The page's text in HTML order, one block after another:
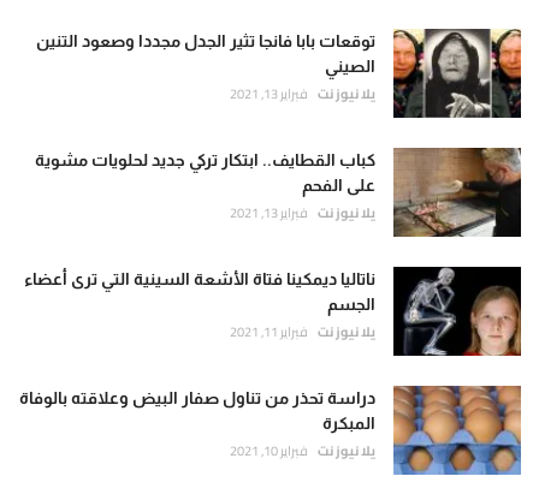
توقعات بابا فانجا تثير الجدل مجددا وصعود التنين
الصيني
يلا نيوز نت فبراير 13, 2021
كباب القطايف.. ابتكار تركي جديد لحلويات مشوية
على الفحم
يلا نيوز نت فبراير 13, 2021
ناتاليا ديمكينا فتاة الأشعة السينية التي ترى أعضاء
الجسم
يلا نيوز نت فبراير 11, 2021
دراسة تحذر من تناول صفار البيض وعلاقته بالوفاة
المبكرة
يلا نيوز نت فبراير 10, 2021